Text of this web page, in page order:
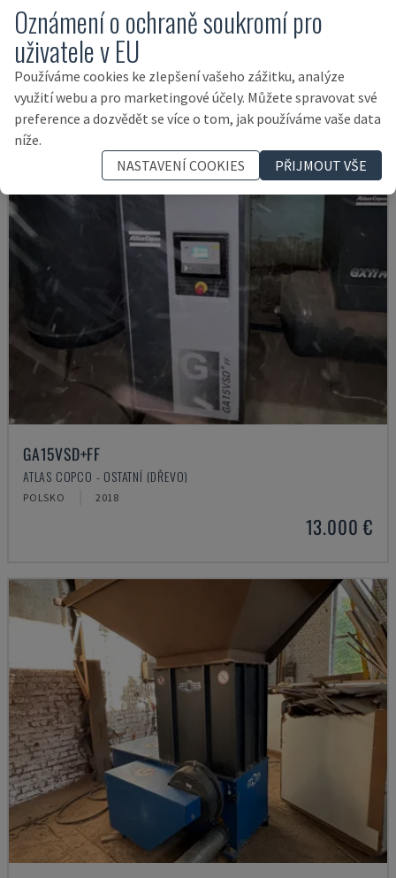
EASY 2000 D
CEFLA - OSTATNÍ (DŘEVO)
POLSKO 2009
57.000 €
GA15VSD+FF
ATLAS COPCO - OSTATNÍ (DŘEVO)
POLSKO 2018
13.000 €
Oznámení o ochraně soukromí pro
uživatele v EU
Používáme cookies ke zlepšení vašeho zážitku, analýze
využití webu a pro marketingové účely. Můžete spravovat své
preference a dozvědět se více o tom, jak používáme vaše data
níže.
NASTAVENÍ COOKIES
PŘIJMOUT VŠE